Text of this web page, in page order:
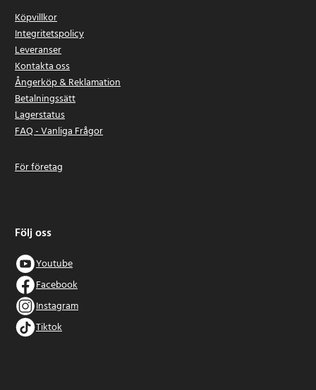
Köpvillkor
Integritetspolicy
Leveranser
Kontakta oss
Ångerköp & Reklamation
Betalningssätt
Lagerstatus
FAQ - Vanliga Frågor
För företag
Följ oss
Youtube
Facebook
Instagram
Tiktok